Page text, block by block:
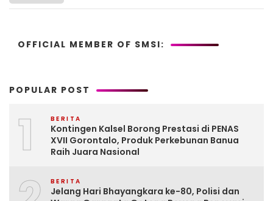
OFFICIAL MEMBER OF SMSI:
POPULAR POST
1 BERITA
Kontingen Kalsel Borong Prestasi di PENAS
XVII Gorontalo, Produk Perkebunan Banua
Raih Juara Nasional
BERITA
Jelang Hari Bhayangkara ke-80, Polisi dan